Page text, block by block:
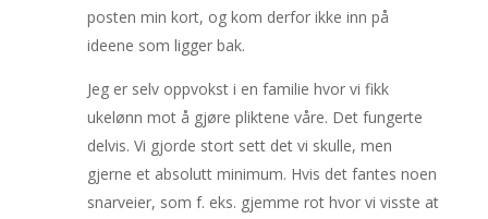
posten min kort, og kom derfor ikke inn på
ideene som ligger bak.
Jeg er selv oppvokst i en familie hvor vi fikk
ukelønn mot å gjøre pliktene våre. Det fungerte
delvis. Vi gjorde stort sett det vi skulle, men
gjerne et absolutt minimum. Hvis det fantes noen
snarveier, som f. eks. gjemme rot hvor vi visste at